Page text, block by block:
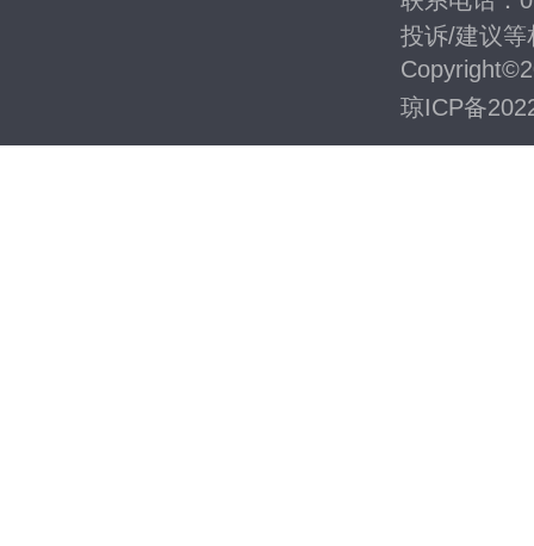
投诉/建议等
琼ICP备